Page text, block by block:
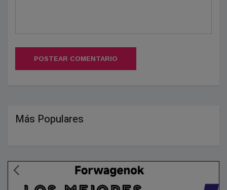
POSTEAR COMENTARIO
Más Populares